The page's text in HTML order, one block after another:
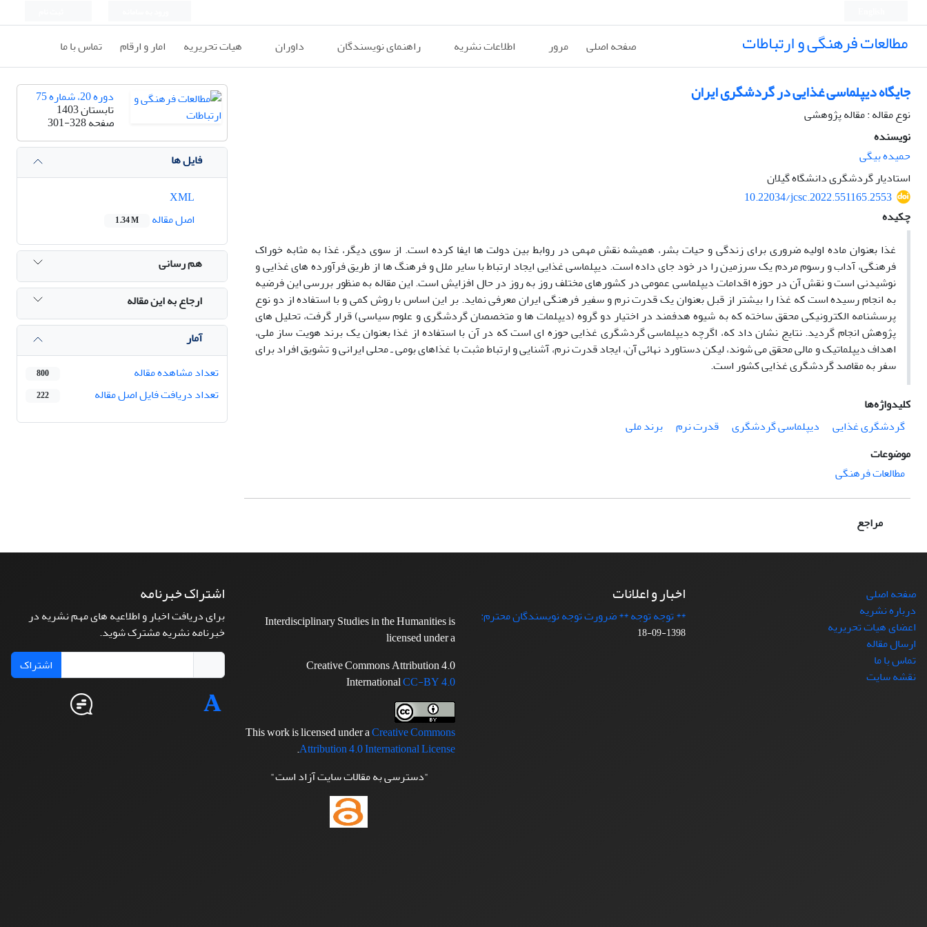
مطالعات فرهنگی و ارتباطات صفحه اصلی مرور اطلاعات نشریه راهنمای نویسندگان داوران هیات تحریریه امار و ارقام تماس با ما
جایگاه دیپلماسی غذایی در گردشگری ایران
نوع مقاله : مقاله پژوهشی
نویسنده
حمیده بیگی
استادیار گردشگری دانشگاه گیلان
10.22034/jcsc.2022.551165.2553
چکیده
غذا بعنوان ماده اولیه ضروری برای زندگی و حیات بشر، همیشه نقش مهمی در روابط بین دولت ها ایفا کرده است. از سوی دیگر، غذا به مثابه خوراک
فرهنگی، آداب و رسوم مردم یک سرزمین را در خود جای داده است. دیپلماسی غذایی ایجاد ارتباط با سایر ملل و فرهنگ ها از طریق فرآورده های غذایی و
نوشیدنی است و نقش آن در حوزه اقدامات دیپلماسی عمومی در کشورهای مختلف روز به روز در حال افزایش است. این مقاله به منظور بررسی این فرضیه
به انجام رسیده است که غذا را بیشتر از قبل بعنوان یک قدرت نرم و سفیر فرهنگی ایران معرفی نماید. بر این اساس با روش کمی و با استفاده از دو نوع
پرسشنامه الکترونیکی محقق ساخته که به شیوه هدفمند در اختیار دو گروه (دیپلمات ها و متخصصان گردشگری و علوم سیاسی) قرار گرفت، تحلیل های
پژوهش انجام گردید. نتایج نشان داد که، اگرچه دیپلماسی گردشگری غذایی حوزه ای است که در آن با استفاده از غذا بعنوان یک برند هویت ساز ملی،
اهداف دیپلماتیک و مالی محقق می شوند، لیکن دستاورد نهائی آن، ایجاد قدرت نرم، آشنایی و ارتباط مثبت با غذاهای بومی ـ محلی ایرانی و تشویق افراد برای
سفر به مقاصد گردشگری غذایی کشور است.
کلیدواژه‌ها
گردشگری غذایی
دیپلماسی گردشگری قدرت نرم
برند ملی
موضوعات
مطالعات فرهنگی
مراجع
دوره 20، شماره 75
تابستان 1403
صفحه301-328
فایل ها
اصل مقاله
1.34 M
هم رسانی
ارجاع به این مقاله
آمار
تعداد مشاهده مقاله
800
تعداد دریافت فایل اصل مقاله 222
صفحه اصلی
درباره نشریه
اعضای هیات تحریریه
ارسال مقاله
تماس با ما
نقشه سایت
اخبار و اعلانات
** توجه توجه ** ضرورت توجه نویسندگان محترم:
1398-09-18
Interdisciplinary Studies in the Humanities is
licensed under a
Creative Commons Attribution 4.0
InternationalCC-BY 4.0
This work is licensed under aCreative Commons
Attribution 4.0 International License
.
"دسترسی به مقالات سایت آزاد است"
اشتراک خبرنامه
برای دریافت اخبار و اطلاعیه های مهم نشریه در
خبرنامه نشریه مشترک شوید.
اشتراک